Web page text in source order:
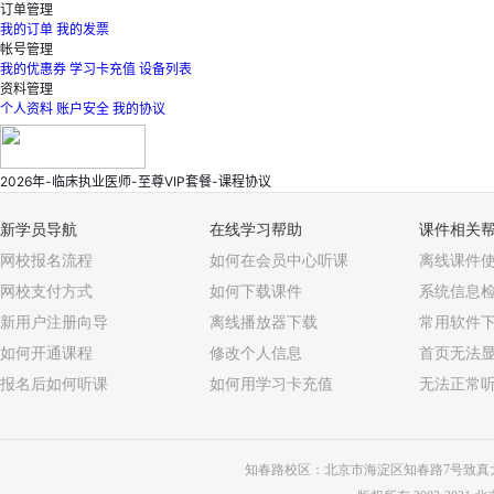
订单管理
我的订单 我的发票
帐号管理
我的优惠券 学习卡充值 设备列表
资料管理
个人资料 账户安全 我的协议
2026年-临床执业医师-至尊VIP套餐-课程协议
新学员导航
网校报名流程
网校支付方式
新用户注册向导
如何开通课程
报名后如何听课
在线学习帮助
如何在会员中心听课
如何下载课件
离线播放器下载
修改个人信息
如何用学习卡充值
课件相关
离线课件
系统信息
常用软件
首页无法
无法正常
知春路校区：北京市海淀区知春路7号致